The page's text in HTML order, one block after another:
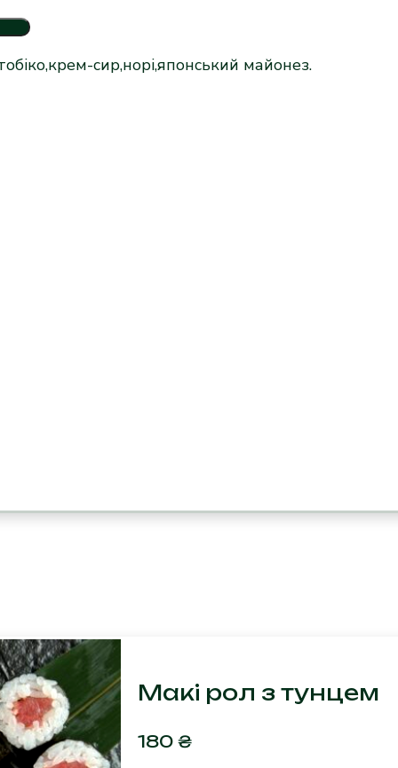
сир,норі,японський майонез.
Макі рол з тунцем
180₴